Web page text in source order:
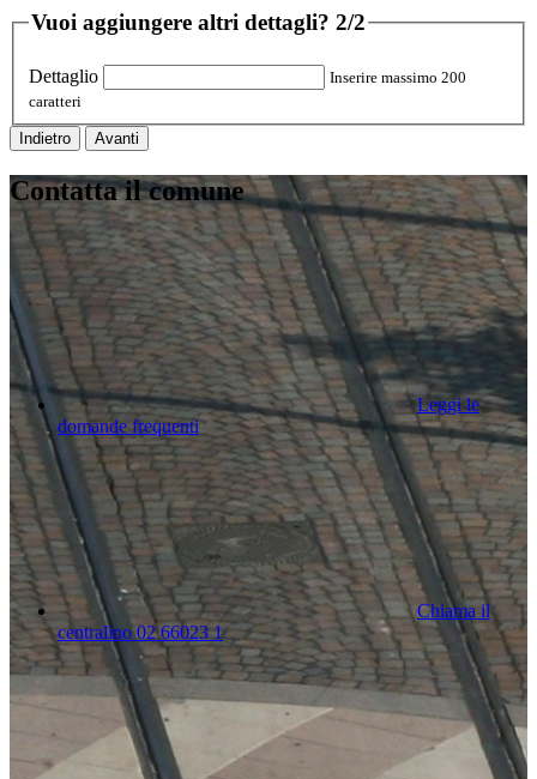
Vuoi aggiungere altri dettagli? 2/2
Dettaglio
Inserire massimo 200
caratteri
Indietro Avanti
Contatta il comune
Leggi le
domande frequenti
Chiama il
centralino 02 66023 1